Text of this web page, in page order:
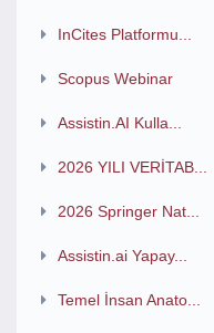
InCites Platformu...
Scopus Webinar
Assistin.AI Kulla...
2026 YILI VERİTAB...
2026 Springer Nat...
Assistin.ai Yapay...
Temel İnsan Anato...